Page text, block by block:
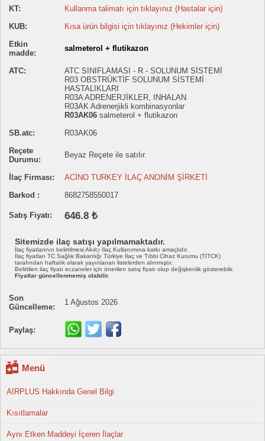
KT:
Kullanma talimatı için tıklayınız (Hastalar için)
KUB:
Kısa ürün bilgisi için tıklayınız (Hekimler için)
Etkin
madde:
salmeterol + flutikazon
ATC:
ATC SINIFLAMASI - R - SOLUNUM SİSTEMİ
R03 OBSTRÜKTİF SOLUNUM SİSTEMİ
HASTALIKLARI
R03A ADRENERJİKLER, INHALAN
R03AK Adrenerjikli kombinasyonlar
R03AK06 salmeterol + flutikazon
SB.atc:
R03AK06
Reçete
Durumu:
Beyaz Reçete ile satılır.
İlaç Firması:
ACİNO TURKEY İLAÇ ANONİM ŞİRKETİ
Barkod :
8682758550017
Satış Fiyatı: 646.8 ₺
Sitemizde ilaç satışı yapılmamaktadır.
İlaç fiyatlarının belirtilmesi Akılcı İlaç Kullanımına katkı amaçlıdır.
İlaç fiyatları TC Sağlık Bakanlığı Türkiye İlaç ve Tıbbi Cihaz Kurumu (TİTCK)
tarafından haftalık olarak yayınlanan listelerden alınmıştır.
Belirtilen ilaç fiyatı eczaneler için önerilen satış fiyatı olup değişkenlik gösterebilir.
Fiyatlar güncellenmemiş olabilir.
Son
Güncelleme:
1 Ağustos 2026
Paylaş:
Menü
AIRPLUS Hakkında Genel Bilgi
Kısıtlamalar
Aynı Etken Maddeyi İçeren İlaçlar